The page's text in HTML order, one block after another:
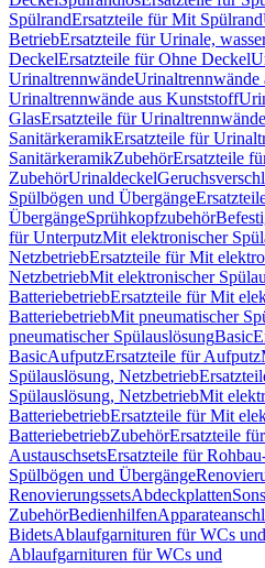
SpülrandErsatzteile für Mit Spülrand
BetriebErsatzteile für Urinale,
DeckelErsatzteile für Ohne Deckel
UrinaltrennwändeUrinaltrennwände
Urinaltrennwände aus Kunststoff
GlasErsatzteile für
SanitärkeramikErsatzteile für
SanitärkeramikZubehörErsatzteile
ZubehörUrinaldeckel
Spülbögen und Übergänge
ÜbergängeSprühkopfzubehör
für UnterputzMit elektronischer
NetzbetriebErsatzteile für Mit
NetzbetriebMit elektronischer
BatteriebetriebErsatzteile für Mit
BatteriebetriebMit pneumatischer
pneumatischer SpülauslösungBasic
BasicAufputzErsatzteile für Aufputz
Spülauslösung, Netzbetrieb
Spülauslösung, NetzbetriebMit
BatteriebetriebErsatzteile für Mit
BatteriebetriebZubehörErsatzteile
AustauschsetsErsatzteile für
Spülbögen und Übergänge
RenovierungssetsAbdeckplatten
ZubehörBedienhilfen
BidetsAblaufgarnituren für WCs
Ablaufgarnituren für WCs und